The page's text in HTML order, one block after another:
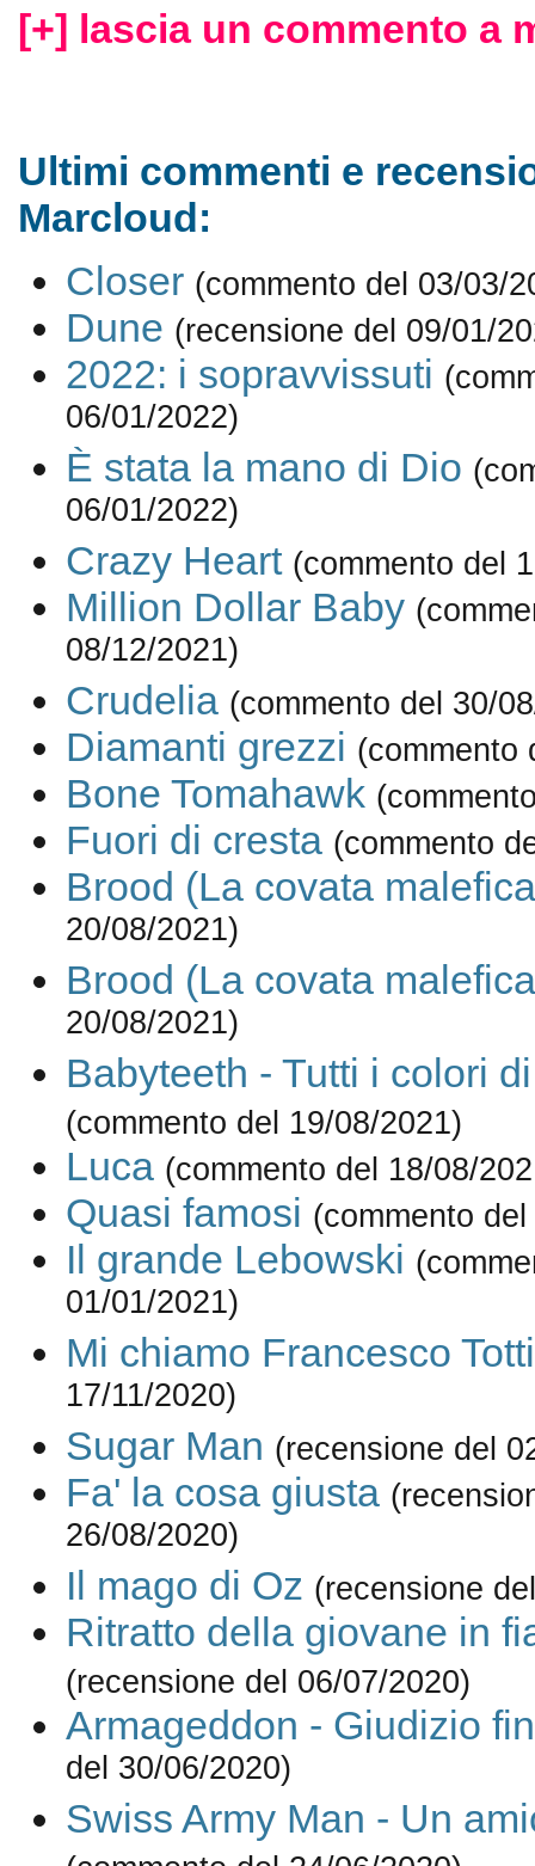
[+] lascia un commento a
Ultimi commenti e
Marcloud:
Closer (commento del 03/03/
Dune (recensione del 09/01/
2022: i sopravvissuti
06/01/2022)
È stata la mano di Dio
06/01/2022)
Crazy Heart (commento del
Million Dollar Baby
08/12/2021)
Crudelia (commento del 30/
Diamanti grezzi (commento
Bone Tomahawk
Fuori di cresta (commento
Brood (La covata
20/08/2021)
Brood (La covata
20/08/2021)
Babyteeth - Tutti i colori
(commento del 19/08/2021)
Luca (commento del 18/08/
Quasi famosi (commento
Il grande Lebowski
01/01/2021)
Mi chiamo Francesco Totti
17/11/2020)
Sugar Man (recensione del
Fa' la cosa giusta
26/08/2020)
Il mago di Oz (recensione
Ritratto della giovane in
(recensione del 06/07/2020)
Armageddon - Giudizio
del 30/06/2020)
Swiss Army Man - Un